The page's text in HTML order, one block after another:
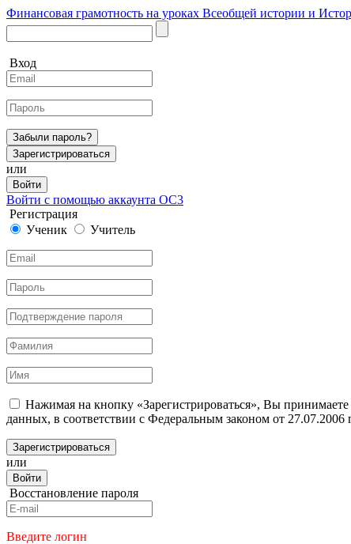
Финансовая грамотность на уроках Всеобщей истории и
Вход
Забыли пароль?
Зарегистрироваться
или
Войти
Войти с помощью аккаунта ОС3
Регистрация
Ученик
Учитель
Нажимая на кнопку «Зарегистрироваться», Вы принимаете
данных, в соответствии с Федеральным законом от
Зарегистрироваться
или
Войти
Восстановление пароля
Введите логин